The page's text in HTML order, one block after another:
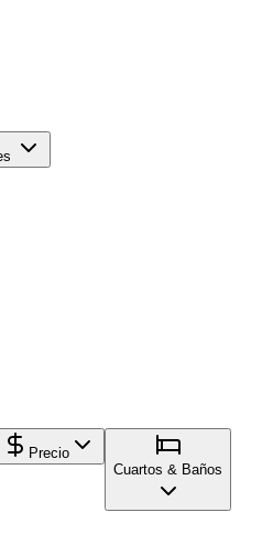
Precio
Cuartos & Baños